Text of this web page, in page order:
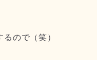
ので（笑）